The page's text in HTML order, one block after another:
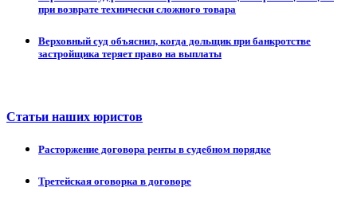
при возврате технически сложного товара
Верховный суд объяснил, когда дольщик при банкротстве
застройщика теряет право на выплаты
Статьи наших юристов
Расторжение договора ренты в судебном порядке
Третейская оговорка в договоре